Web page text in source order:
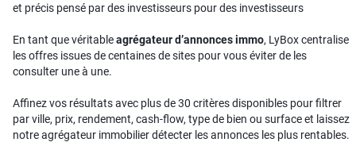
et précis pensé par des investisseurs pour des investisseurs
En tant que véritableagrégateur d’annonces immo, LyBox centralise
les offres issues de centaines de sites pour vous éviter de les
consulter une à une.
Affinez vos résultats avec plus de 30 critères disponibles pour filtrer
par ville, prix, rendement, cash-flow, type de bien ou surface et laissez
notre agrégateur immobilier détecter les annonces les plus rentables.